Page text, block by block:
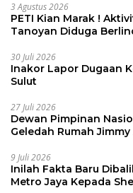
3 Agustus 2026
PETI Kian Marak !
Tanoyan Diduga
30 Juli 2026
Inakor Lapor Dugaan
Sulut
27 Juli 2026
Dewan Pimpinan
Geledah Rumah Jimmy
9 Juli 2026
Inilah Fakta Baru
Metro Jaya Kepada